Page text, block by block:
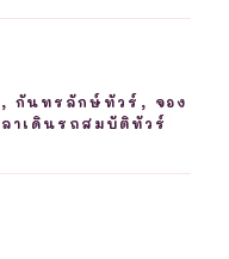
, กันทรลักษ์ทัวร์ , จอง
ลาเดินรถสมบัติทัวร์